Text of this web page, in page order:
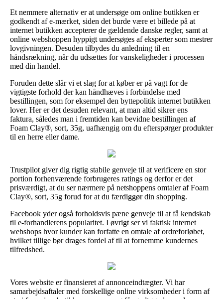
Et nemmere alternativ er at undersøge om online butikken er
godkendt af e-mærket, siden det burde være et billede på at
internet butikken accepterer de gældende danske regler, samt at
online webshoppen hyppigt undersøges af eksperter som mestrer
lovgivningen. Desuden tilbydes du anledning til en
håndsrækning, når du udsættes for vanskeligheder i processen
med din handel.
Foruden dette slår vi et slag for at køber er på vagt for de
vigtigste forhold der kan håndhæves i forbindelse med
bestillingen, som for eksempel den byttepolitik internet butikken
lover. Her er det desuden relevant, at man altid sikrer ens
faktura, således man i fremtiden kan bevidne bestillingen af
Foam Clay®, sort, 35g, uafhængig om du efterspørger produkter
til en herre eller dame.
Trustpilot giver dig rigtig stabile genveje til at verificere en stor
portion forhenværende forbrugeres ratings og derfor er det
prisværdigt, at du ser nærmere på netshoppens omtaler af Foam
Clay®, sort, 35g forud for at du færdiggør din shopping.
Facebook yder også forholdsvis pæne genveje til at få kendskab
til e-forhandlerens popularitet. I øvrigt ser vi faktisk internet
webshops hvor kunder kan forfatte en omtale af ordreforløbet,
hvilket tillige bør drages fordel af til at fornemme kundernes
tilfredshed.
Vores website er finansieret af annonceindtægter. Vi har
samarbejdsaftaler med forskellige online virksomheder i form af